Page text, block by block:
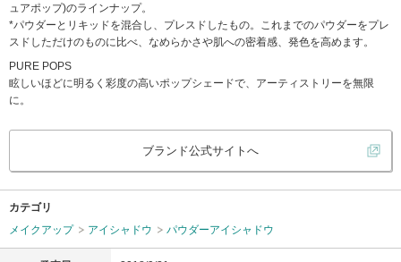
ュアポップ)のラインナップ。
*パウダーとリキッドを混合し、プレスドしたもの。これまでのパウダーをプレ
スドしただけのものに比べ、なめらかさや肌への密着感、発色を高めます。
PURE POPS
眩しいほどに明るく彩度の高いポップシェードで、アーティストリーを無限
に。
ブランド公式サイトへ
カテゴリ
メイクアップ
アイシャドウ パウダーアイシャドウ